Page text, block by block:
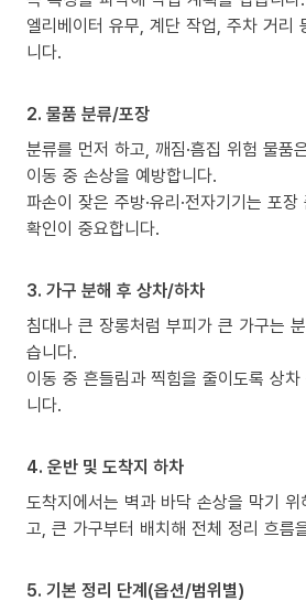
엘리베이터 유무, 계단 작업, 주차 거리
니다.
2. 물품 분류/포장
분류를 먼저 하고, 깨짐·흠집 위험 물품
이동 중 손상을 예방합니다.
파손이 잦은 주방·유리·전자기기는 포
확인이 중요합니다.
3. 가구 분해 후 상차/하차
침대나 큰 장롱처럼 부피가 큰 가구는
습니다.
이동 중 흔들림과 찍힘을 줄이도록 상
니다.
4. 운반 및 도착지 하차
도착지에서는 벽과 바닥 손상을 막기
고, 큰 가구부터 배치해 전체 정리 흐름
5. 기본 정리 단계(옵션/범위별)